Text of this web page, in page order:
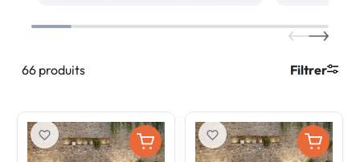
66 produits Filtrer
favorite_border favorite_border